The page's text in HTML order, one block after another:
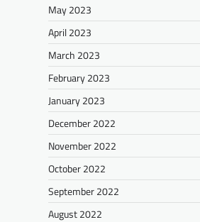
May 2023
April 2023
March 2023
February 2023
January 2023
December 2022
November 2022
October 2022
September 2022
August 2022